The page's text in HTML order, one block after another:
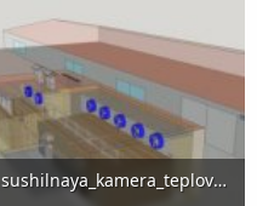
sushilnaya_kamera_teplovye_raschety_tehnologicheskaya_shema-ekaterinburg_7878884.jpeg